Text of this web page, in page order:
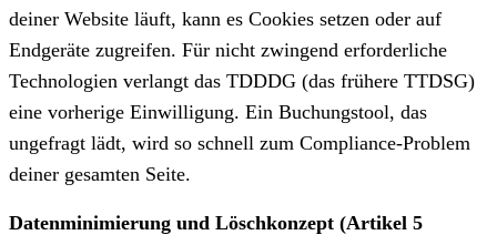
deiner Website läuft, kann es Cookies setzen oder auf
Endgeräte zugreifen. Für nicht zwingend erforderliche
Technologien verlangt das TDDDG (das frühere TTDSG)
eine vorherige Einwilligung. Ein Buchungstool, das
ungefragt lädt, wird so schnell zum Compliance-Problem
deiner gesamten Seite.
Datenminimierung und Löschkonzept (Artikel 5